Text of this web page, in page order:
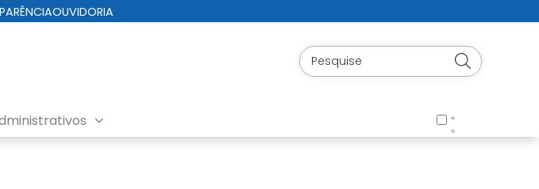
OUVIDORIA